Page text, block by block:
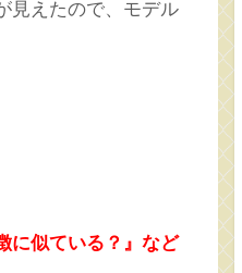
見えたので、モデル
に似ている？』など